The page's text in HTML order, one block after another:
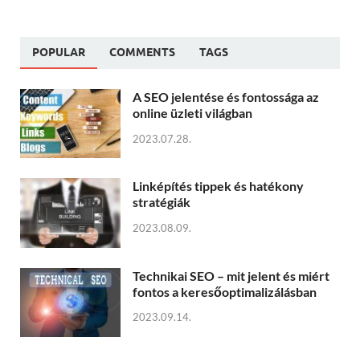
POPULAR COMMENTS TAGS
A SEO jelentése és fontossága az
online üzleti világban
2023.07.28.
Linképítés tippek és hatékony
stratégiák
2023.08.09.
Technikai SEO – mit jelent és miért
fontos a keresőoptimalizálásban
2023.09.14.